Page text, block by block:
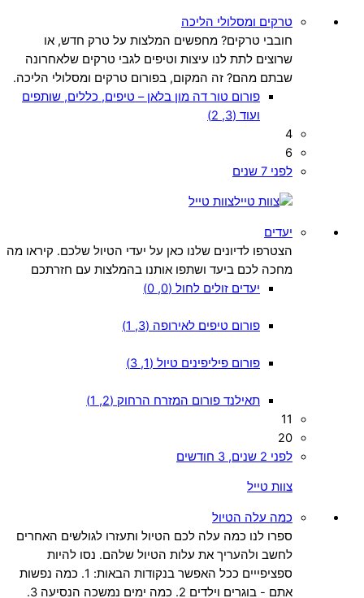
טרקים ומסלולי הליכה
חובבי טרקים? מחפשים המלצות על טרק חדש, או
שרוצים לתת לנו עיצות וטיפים לגבי טרקים שלאחרונה
שבתם מהם? זה המקום, בפורום טרקים ומסלולי הליכה.
פורום טור דה מון בלאן – טיפים, כללים, שותפים
ועוד (3, 2)
4
6
לפני 7 שנים
צוות טייל
יעדים
הצטרפו לדיונים שלנו כאן על יעדי הטיול שלכם. קיראו מה
מחכה לכם ביעד ושתפו אותנו בהמלצות עם חזרתכם
יעדים זולים לחול (0, 0)
פורום טיפים לאירופה (3, 1)
פורום פיליפינים טיול (1, 3)
תאילנד פורום המזרח הרחוק (2, 1)
11
20
לפני 2 שנים, 3 חודשים
צוות טייל
כמה עלה הטיול
ספרו לנו כמה עלה לכם הטיול ותעזרו לגולשים האחרים
לחשב ולהעריך את עלות הטיול שלהם. נסו להיות
ספציפייים ככל האפשר בנקודות הבאות: 1. כמה נפשות
אתם - בוגרים וילדים 2. כמה ימים נמשכה הנסיעה 3.